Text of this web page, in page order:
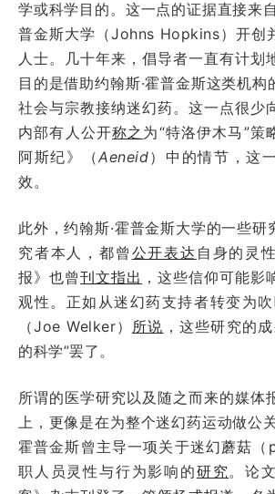
学或科学目的。这一点的证据直接来
普金斯大学（Johns Hopkins）开创
人士。几十年来，倡导者一直有计划
目的是借助约翰斯·霍普金斯这类机构
社会与宗教接纳迷幻药。这一点很少
内部有人公开称之 为“特洛伊木马”
阿斯纪》（Aeneid）中的情节，这
效。
此外，约翰斯·霍普金斯大学的一些研
究者本人，都曾 公开表达 自身的灵
报》也曾刊文指出 ，这些信仰可能影
观性。正如从迷幻药支持者转变为
（Joe Welker） 所说 ，这些研究的
的科学”罢了。
所谓的医学研究以及随之而来的媒体
上，更像是在为整个迷幻药运动做公
霍普金斯曾主导一项关于迷幻蘑菇
职人员灵性与行为影响的研究 。论